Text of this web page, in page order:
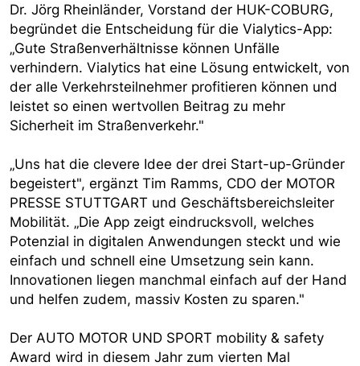
Dr. Jörg Rheinländer, Vorstand der HUK-COBURG,
begründet die Entscheidung für die Vialytics-App:
„Gute Straßenverhältnisse können Unfälle
verhindern. Vialytics hat eine Lösung entwickelt, von
der alle Verkehrsteilnehmer profitieren können und
leistet so einen wertvollen Beitrag zu mehr
Sicherheit im Straßenverkehr."
„Uns hat die clevere Idee der drei Start-up-Gründer
begeistert", ergänzt Tim Ramms, CDO der MOTOR
PRESSE STUTTGART und Geschäftsbereichsleiter
Mobilität. „Die App zeigt eindrucksvoll, welches
Potenzial in digitalen Anwendungen steckt und wie
einfach und schnell eine Umsetzung sein kann.
Innovationen liegen manchmal einfach auf der Hand
und helfen zudem, massiv Kosten zu sparen."
Der AUTO MOTOR UND SPORT mobility & safety
Award wird in diesem Jahr zum vierten Mal